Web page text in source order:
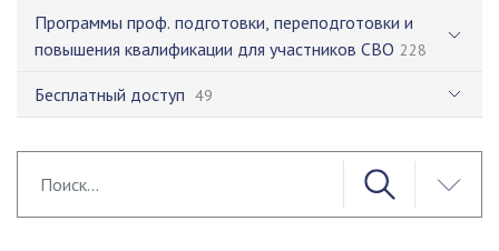
Программы проф. подготовки, переподготовки и
повышения квалификации для участников СВО 228
Бесплатный доступ 49